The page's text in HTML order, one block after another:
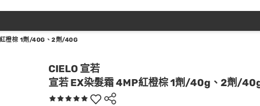
橙棕 1劑/40G、2劑/40G
CIELO 宣若
宣若 EX染髮霜 4MP紅橙棕 1劑/40g、2劑/